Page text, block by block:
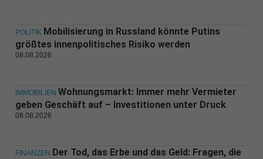
POLITIK Mobilisierung in Russland könnte Putins
größtes innenpolitisches Risiko werden
08.08.2026
IMMOBILIEN Wohnungsmarkt: Immer mehr Vermieter
geben Geschäft auf – Investitionen unter Druck
08.08.2026
FINANZEN Der Tod, das Erbe und das Geld: Fragen, die